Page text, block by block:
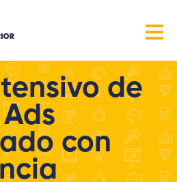
de
con